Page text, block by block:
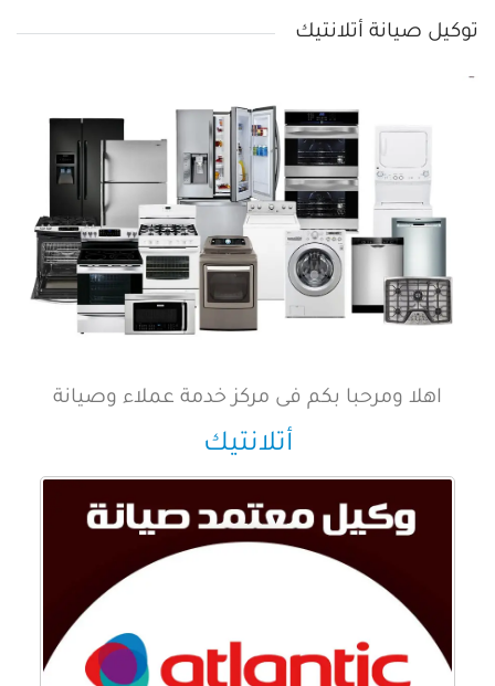
توكيل صيانة أتلانتيك
اهلا ومرحبا بكم فى مركز خدمة عملاء وصيانة
أتلانتيك